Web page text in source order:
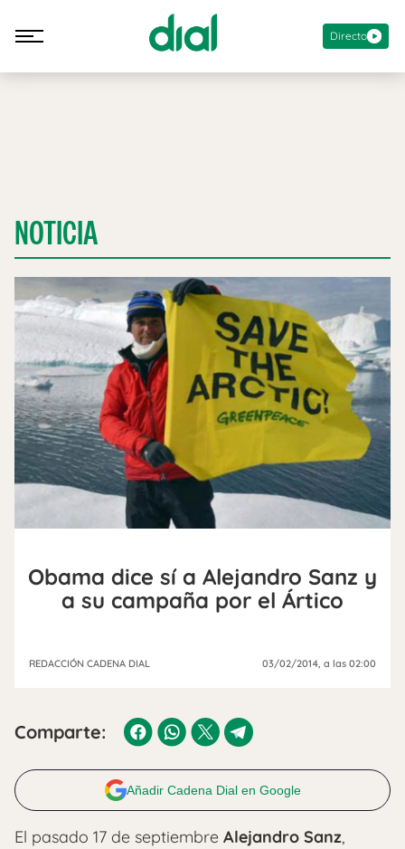
Directo
NOTICIA
Obama dice sí a Alejandro Sanz y
a su campaña por el Ártico
REDACCIÓN CADENA DIAL 03/02/2014 , a las 02:00
Comparte:
Añadir Cadena Dial en Google
El pasado 17 de septiembre Alejandro Sanz,